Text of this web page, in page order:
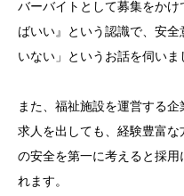
バーバイトとして募集をか
ばいい』という認識で、安
いない」というお話を伺いま
また、福祉施設を運営する
求人を出しても、経験豊富
の安全を第一に考えると採
れます。